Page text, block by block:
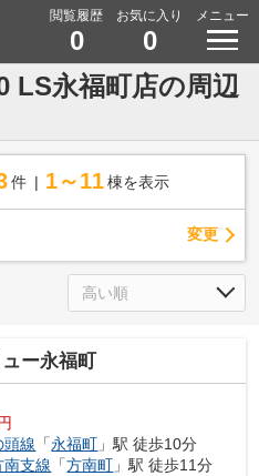
閲覧履歴
0
お気に入り
0
メニュー
LS永福町店の周辺
件 1～11 棟を表示
変更
ー永福町
頭線 「永福町 」駅 徒歩10分
南支線 「方南町 」駅 徒歩11分